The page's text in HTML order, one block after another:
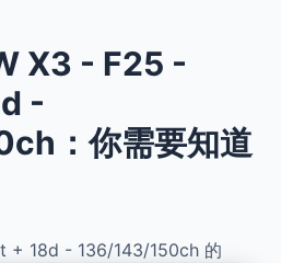
X3 - F25 -
-
：你需要知道
+ 18d - 136/143/150ch 的